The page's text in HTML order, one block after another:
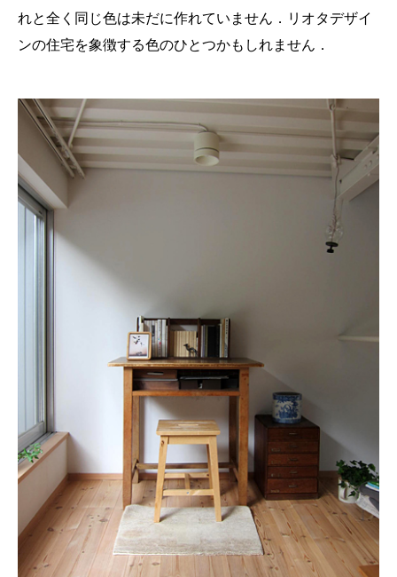
れと全く同じ色は未だに作れていません．リオタデザイ
ンの住宅を象徴する色のひとつかもしれません．